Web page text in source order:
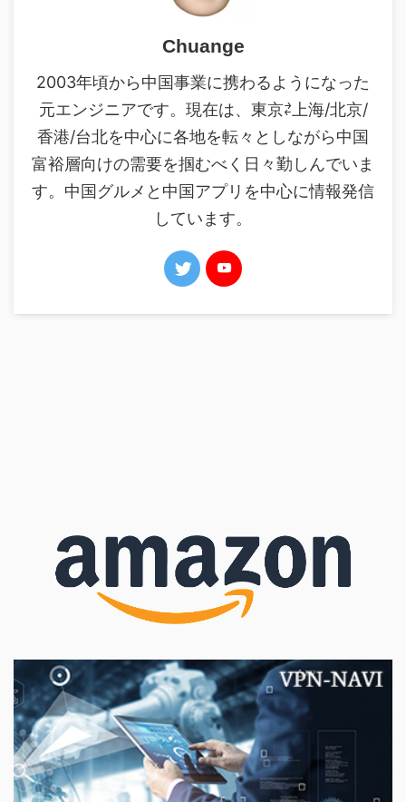
Chuange
2003年頃から中国事業に携わるようになった
元エンジニアです。現在は、東京⇄上海/北京/
香港/台北を中心に各地を転々としながら中国
富裕層向けの需要を掴むべく日々勤しんでいま
す。中国グルメと中国アプリを中心に情報発信
しています。